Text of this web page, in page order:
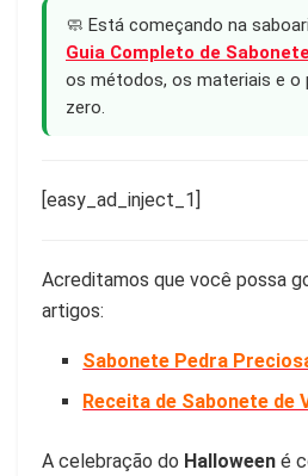
🧼 Está começando na
Guia Completo de
os métodos, os materiais e o
zero.
[easy_ad_inject_1]
Acreditamos que você possa
artigos:
Sabonete Pedra
Receita de Sabonete de
A celebração do Halloween é